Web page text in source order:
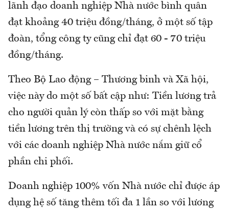
lãnh đạo doanh nghiệp Nhà nước bình quân
đạt khoảng 40 triệu đồng/tháng, ở một số tập
đoàn, tổng công ty cũng chỉ đạt 60 - 70 triệu
đồng/tháng.
Theo Bộ Lao động – Thương binh và Xã hội,
việc này do một số bất cập như: Tiền lương trả
cho người quản lý còn thấp so với mặt bằng
tiền lương trên thị trường và có sự chênh lệch
với các doanh nghiệp Nhà nước nắm giữ cổ
phần chi phối.
Doanh nghiệp 100% vốn Nhà nước chỉ được áp
dụng hệ số tăng thêm tối đa 1 lần so với lương